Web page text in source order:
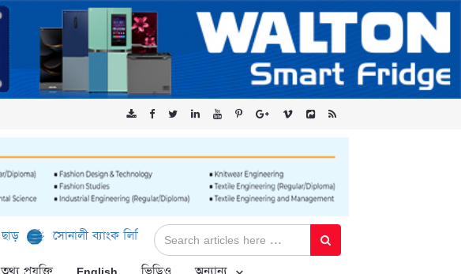
সোনালী ব্যাংক লিমিটেড-এর ‘কৃষক কার্ড’ কর্মসূচির জন্য সুরক্ষিত সংযোগ প্রদান করছে এক্সেনটেক